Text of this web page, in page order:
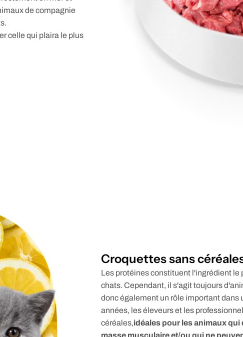
de compagnie
celle qui plaira le plus
Croquettes sans
Les protéines constituent l'ingrédient
chats. Cependant, il s'agit toujours
donc également un rôle important
années, les éleveurs et les
céréales,idéales pour les animaux
masse musculaire et/ou qui ne